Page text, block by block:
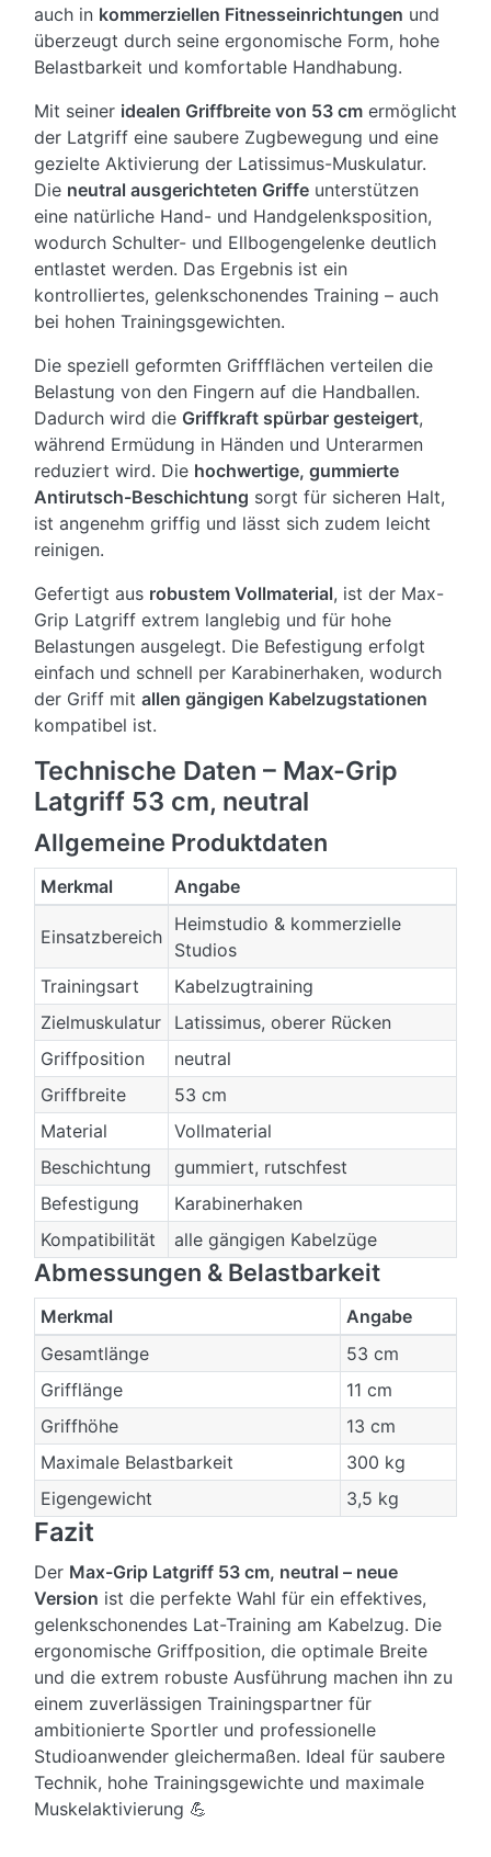
auch in kommerziellen Fitnesseinrichtungen und
überzeugt durch seine ergonomische Form, hohe
Belastbarkeit und komfortable Handhabung.
Mit seiner idealen Griffbreite von 53 cm ermöglicht
der Latgriff eine saubere Zugbewegung und eine
gezielte Aktivierung der Latissimus-Muskulatur.
Die neutral ausgerichteten Griffe unterstützen
eine natürliche Hand- und Handgelenksposition,
wodurch Schulter- und Ellbogengelenke deutlich
entlastet werden. Das Ergebnis ist ein
kontrolliertes, gelenkschonendes Training – auch
bei hohen Trainingsgewichten.
Die speziell geformten Griffflächen verteilen die
Belastung von den Fingern auf die Handballen.
Dadurch wird die Griffkraft spürbar gesteigert,
während Ermüdung in Händen und Unterarmen
reduziert wird. Die hochwertige, gummierte
Antirutsch-Beschichtung sorgt für sicheren Halt,
ist angenehm griffig und lässt sich zudem leicht
reinigen.
Gefertigt aus robustem Vollmaterial, ist der Max-
Grip Latgriff extrem langlebig und für hohe
Belastungen ausgelegt. Die Befestigung erfolgt
einfach und schnell per Karabinerhaken, wodurch
der Griff mit allen gängigen Kabelzugstationen
kompatibel ist.
Technische Daten – Max-Grip
Latgriff 53 cm, neutral
Allgemeine Produktdaten
Merkmal Angabe
Einsatzbereich
Heimstudio & kommerzielle
Studios
Trainingsart
Kabelzugtraining
Zielmuskulatur
Latissimus, oberer Rücken
Griffposition
neutral
Griffbreite
53 cm
Material
Vollmaterial
Beschichtung
gummiert, rutschfest
Befestigung
Karabinerhaken
Kompatibilität
alle gängigen Kabelzüge
Abmessungen & Belastbarkeit
Merkmal
Angabe
Gesamtlänge
53 cm
Grifflänge
11 cm
Griffhöhe
13 cm
Maximale Belastbarkeit
300 kg
Eigengewicht
3,5 kg
Fazit
Der Max-Grip Latgriff 53 cm, neutral – neue
Version ist die perfekte Wahl für ein effektives,
gelenkschonendes Lat-Training am Kabelzug. Die
ergonomische Griffposition, die optimale Breite
und die extrem robuste Ausführung machen ihn zu
einem zuverlässigen Trainingspartner für
ambitionierte Sportler und professionelle
Studioanwender gleichermaßen. Ideal für saubere
Technik, hohe Trainingsgewichte und maximale
Muskelaktivierung 💪